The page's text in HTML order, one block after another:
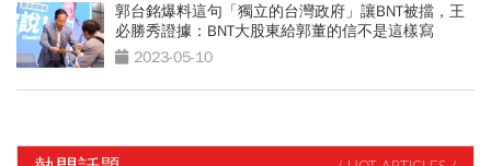
郭台銘爆料這句「獨立的台灣政府」讓BNT被擋，王
必勝秀證據：BNT大股東給郭董的信不是這樣寫
2023-05-10